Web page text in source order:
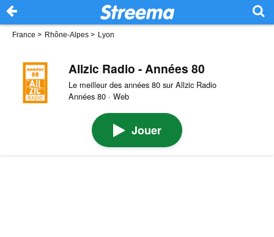
France > Rhône-Alpes > Lyon
Allzic Radio - Années 80
Le meilleur des années 80 sur Allzic Radio
Années 80 · Web
Jouer